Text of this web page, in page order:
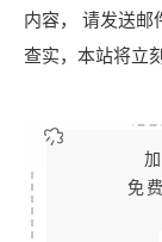
内容， 请发送邮
查实，本站将立
免